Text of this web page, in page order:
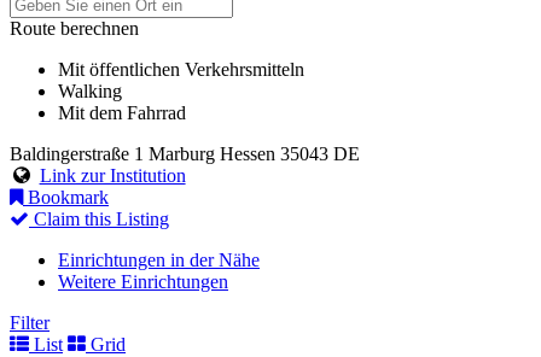
Route berechnen
Mit öffentlichen Verkehrsmitteln
Walking
Mit dem Fahrrad
Baldingerstraße 1 Marburg Hessen 35043 DE
Link zur Institution
Bookmark
Claim this Listing
Einrichtungen in der Nähe
Weitere Einrichtungen
Filter
List
Grid